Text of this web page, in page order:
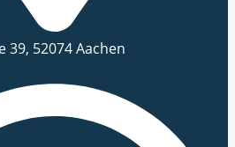
39, 52074 Aachen